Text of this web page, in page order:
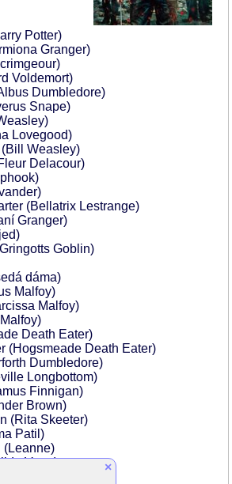
Potter)
Granger)
Voldemort)
Dumbledore)
Snape)
Lovegood)
Weasley)
Delacour)
(Bellatrix Lestrange)
Granger)
Goblin)
dáma)
Malfoy)
Malfoy)
Death Eater)
(Hogsmeade Death Eater)
Dumbledore)
Longbottom)
Finnigan)
Brown)
(Rita Skeeter)
Patil)
(Leanne)
Vane)
Bell)
×